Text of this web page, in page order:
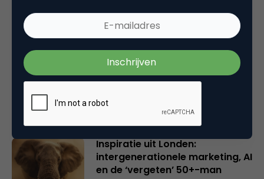
Creatieve sector als aanjager
van innovatie en ontsluiter en
verbinder van industrieën
belangrijker en urgenter dan
Inspiratie uit Londen:
intergenerationele marketing, AI
en de ‘vergeten’ 50+-man